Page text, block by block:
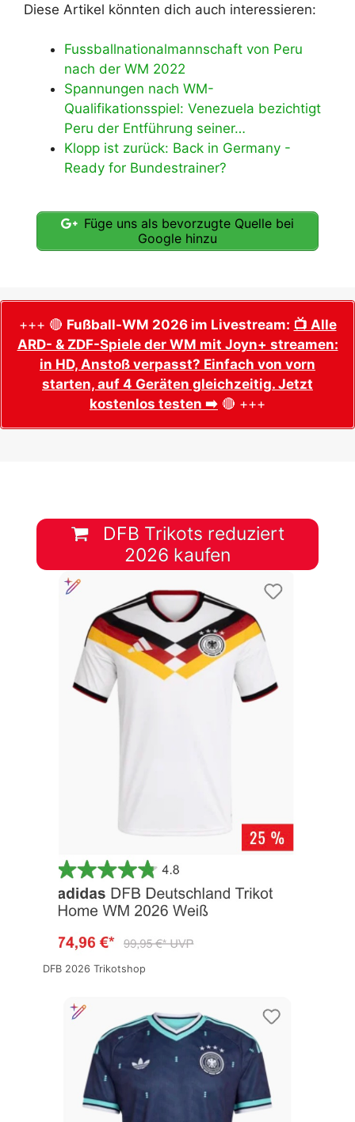
Diese Artikel könnten dich auch interessieren:
Fussballnationalmannschaft von Peru
nach der WM 2022
Spannungen nach WM-
Qualifikationsspiel: Venezuela bezichtigt
Peru der Entführung seiner…
Klopp ist zurück: Back in Germany -
Ready for Bundestrainer?
Füge uns als bevorzugte Quelle bei
Google hinzu
+++ 🔴 Fußball-WM 2026 im Livestream: 📺 Alle
ARD- & ZDF-Spiele der WM mit Joyn+ streamen:
in HD, Anstoß verpasst? Einfach von vorn
starten, auf 4 Geräten gleichzeitig. Jetzt
kostenlos testen ➡️ 🔴 +++
DFB Trikots reduziert
2026 kaufen
DFB 2026 Trikotshop